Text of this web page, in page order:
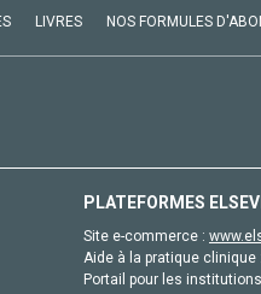
LIVRES NOS FORMULES
PLATEFORMES
Site e-commerce :
Aide à la pratique clinique :
Portail pour les